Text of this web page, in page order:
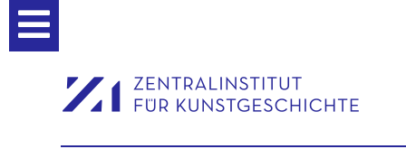
Werkzeuge